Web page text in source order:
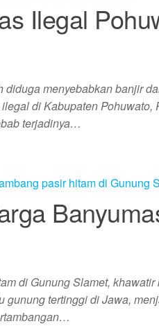
Ilegal
menyebabkan banjir
di Kabupaten Pohuwato,
terjadinya…
di Gunung Slamet,
tertinggi di Jawa,